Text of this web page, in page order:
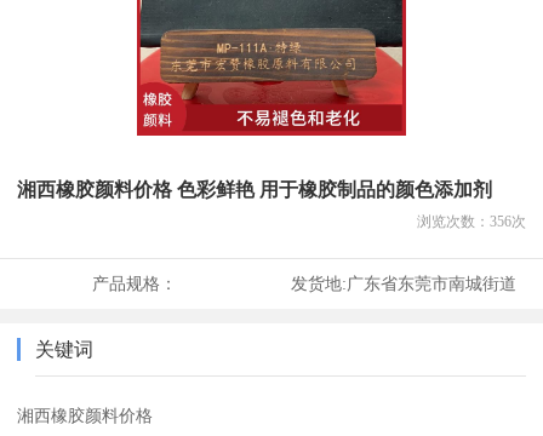
湘西橡胶颜料价格 色彩鲜艳 用于橡胶制品的颜色添加剂
浏览次数： 356次
产品规格： 发货地:广东省东莞市南城街道
关键词
湘西橡胶颜料价格